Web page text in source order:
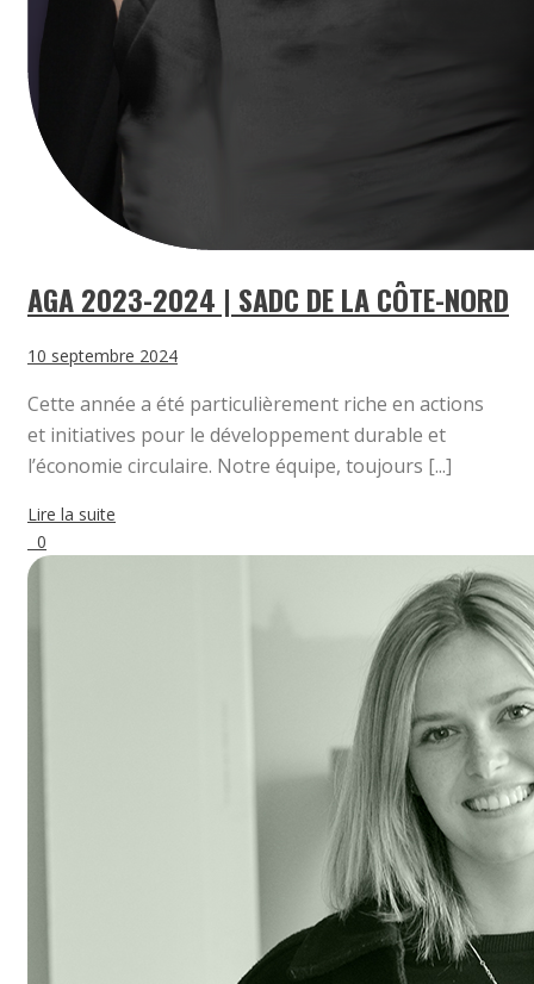
AGA 2023-2024 | SADC DE LA CÔTE-NORD
10 septembre 2024
Cette année a été particulièrement riche en actions
et initiatives pour le développement durable et
l’économie circulaire. Notre équipe, toujours [...]
Lire la suite
0